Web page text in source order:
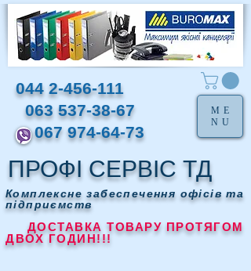
ПРОФІ СЕРВІС ТД
Комплексне забеспечення офісів та
підприємств
ДОСТАВКА ТОВАРУ ПРОТЯГОМ
ДВОХ ГОДИН!!!
044 2-456-111
063 537-38-67
067 974-64-73
ME
NU